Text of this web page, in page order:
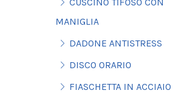
MANIGLIA
DADONE ANTISTRESS
DISCO ORARIO
FIASCHETTA IN ACCIAIO